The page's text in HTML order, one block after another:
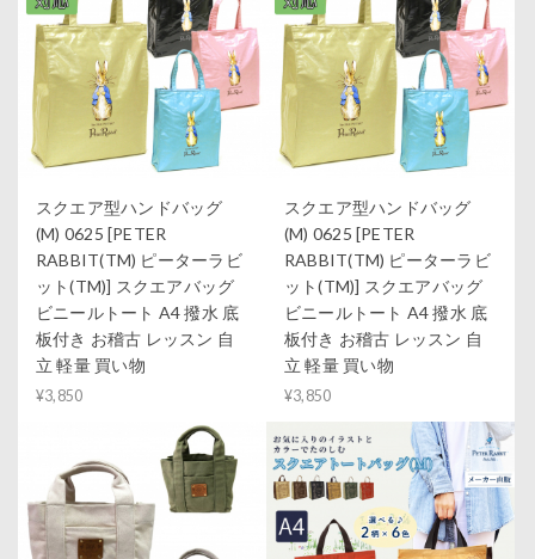
スクエア型ハンドバッグ
(M) 0625 [PETER
RABBIT(TM) ピーターラビ
ット(TM)] スクエアバッグ
ビニールトート A4 撥水 底
板付き お稽古 レッスン 自
立 軽量 買い物
¥3,850
スクエア型ハンドバッグ
(M) 0625 [PETER
RABBIT(TM) ピーターラビ
ット(TM)] スクエアバッグ
ビニールトート A4 撥水 底
板付き お稽古 レッスン 自
立 軽量 買い物
¥3,850